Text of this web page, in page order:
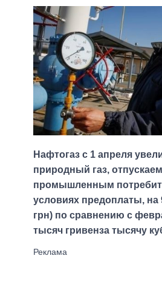
МЭРЫ
ВСЕ ПЕРСОНЫ
СРАВНЕНИЕ
Нафтогаз с 1 апреля
природный газ,
промышленным
условиях предоплаты, на
грн) по сравнению с
тысяч гривенза тысячу